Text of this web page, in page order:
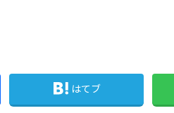
はてブ